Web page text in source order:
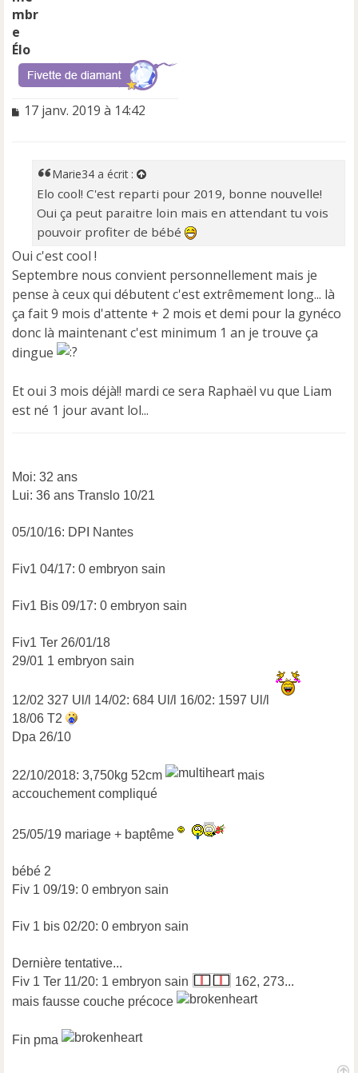
Élo
M
l
u
17 janv. 2019 à 14:42
Marie34 a écrit :
Elo cool! C'est reparti pour 2019, bonne nouvelle!
Oui ça peut paraitre loin mais en attendant tu vois
pouvoir profiter de bébé
Oui c'est cool !
Septembre nous convient personnellement mais je
pense à ceux qui débutent c'est extrêmement long... là
ça fait 9 mois d'attente + 2 mois et demi pour la gynéco
donc là maintenant c'est minimum 1 an je trouve ça
dingue
Et oui 3 mois déjà!! mardi ce sera Raphaël vu que Liam
est né 1 jour avant lol...
Moi: 32 ans
Lui: 36 ans Translo 10/21
05/10/16: DPI Nantes
Fiv1 04/17: 0 embryon sain
Fiv1 Bis 09/17: 0 embryon sain
Fiv1 Ter 26/01/18
29/01 1 embryon sain
12/02 327 Ul/l 14/02: 684 Ul/l 16/02: 1597 Ul/l
18/06 T2
Dpa 26/10
22/10/2018: 3,750kg 52cm
mais
accouchement compliqué
25/05/19 mariage + baptême
bébé 2
Fiv 1 09/19: 0 embryon sain
Fiv 1 bis 02/20: 0 embryon sain
Dernière tentative...
Fiv 1 Ter 11/20: 1 embryon sain
162, 273...
mais fausse couche précoce
Fin pma